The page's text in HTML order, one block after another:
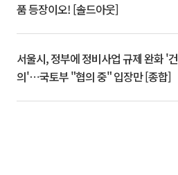
품 등장이오! [솔드아웃]
서울시, 정부에 정비사업 규제 완화 '건
의'⋯국토부 "협의 중" 입장만 [종합]